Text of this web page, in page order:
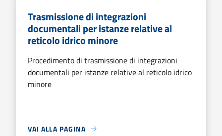
Trasmissione di integrazioni
documentali per istanze relative al
reticolo idrico minore
Procedimento di trasmissione di integrazioni
documentali per istanze relative al reticolo idrico
minore
VAI ALLA PAGINA